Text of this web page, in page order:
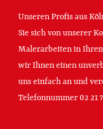
Unseren Profis aus
Sie sich von unserer
Malerarbeiten in
wir Ihnen einen
uns einfach an und
Telefonnummer02 21